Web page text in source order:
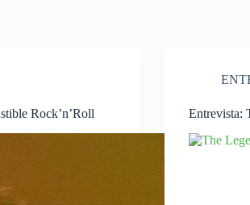
Rock’n’Roll Entrevista: